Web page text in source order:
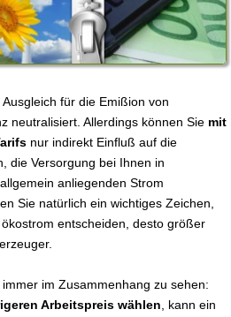
für die Emißion von
neutralisiert. Allerdings können Sie mit
nur indirekt Einfluß auf die
die Versorgung bei Ihnen in
anliegenden Strom
Sie natürlich ein wichtiges Zeichen,
entscheiden, desto größer
im Zusammenhang zu sehen:
Arbeitspreis wählen , kann ein